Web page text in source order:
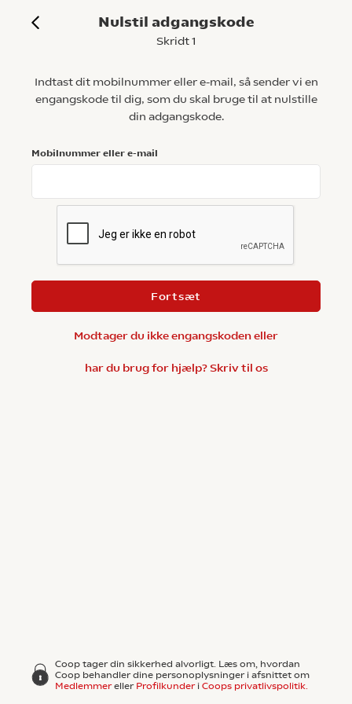
Nulstil adgangskode
Skridt 1
Indtast dit mobilnummer eller e-mail, så sender vi en
engangskode til dig, som du skal bruge til at nulstille
din adgangskode.
Mobilnummer eller e-mail
Fortsæt
Modtager du ikke engangskoden eller
har du brug for hjælp? Skriv til os
Coop tager din sikkerhed alvorligt. Læs om, hvordan
Coop behandler dine personoplysninger i afsnittet om
Medlemmereller Profilkunderi Coops privatlivspolitik.